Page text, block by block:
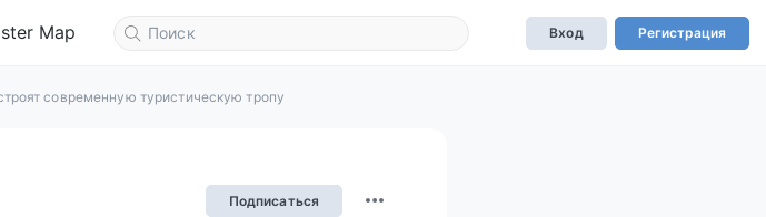
Map Вход Регистрация
современную туристическую тропу
Подписаться